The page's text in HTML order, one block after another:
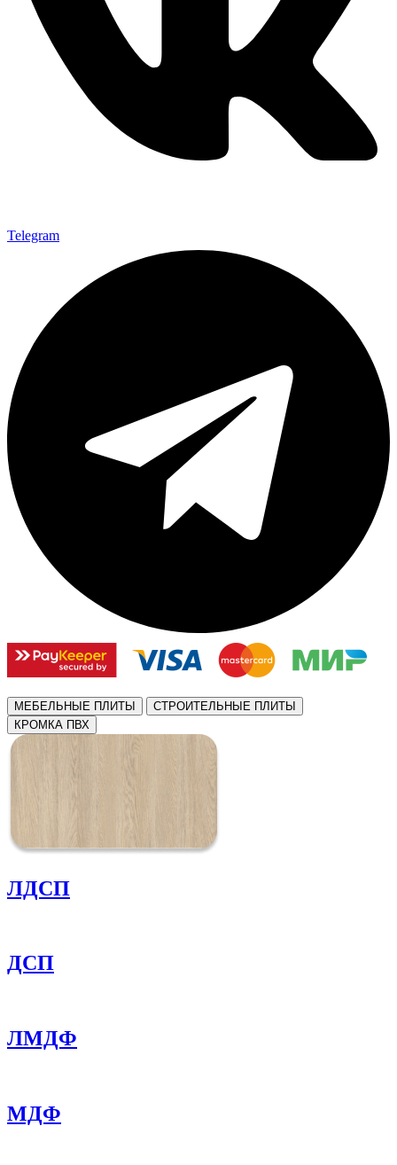
Telegram
МЕБЕЛЬНЫЕ ПЛИТЫ
СТРОИТЕЛЬНЫЕ ПЛИТЫ
КРОМКА ПВХ
ЛДСП
ДСП
ЛМДФ
МДФ